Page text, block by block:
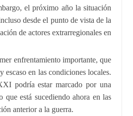
el próximo año la situación
desde el punto de vista de la
de actores extrarregionales en
enfrentamiento importante, que
escaso en las condiciones locales.
podría estar marcado por una
que está sucediendo ahora en las
anterior a la guerra.